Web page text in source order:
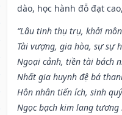
dào, học hành đỗ đạt
“Lâu tinh thụ trụ, khởi
Tài vượng, gia hòa, sự sự
Ngoại cảnh, tiền tài bách
Nhất gia huynh đệ bá
Hôn nhân tiến ích, sinh
Ngọc bạch kim lang tương